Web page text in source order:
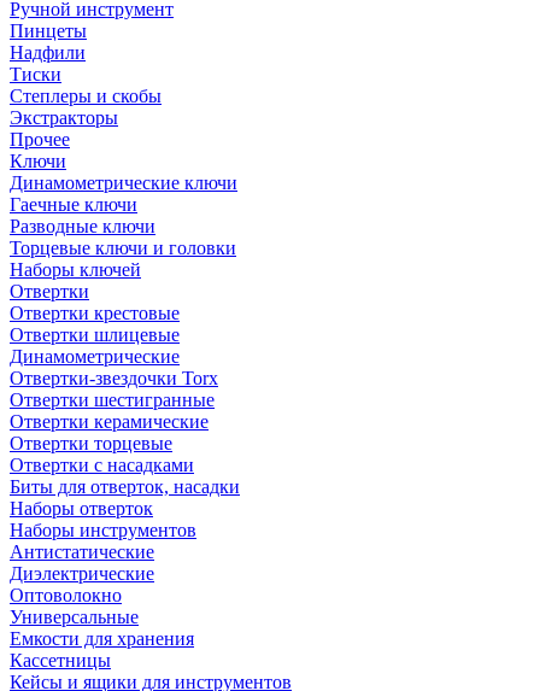
Ручной инструмент
Пинцеты
Надфили
Тиски
Степлеры и скобы
Экстракторы
Прочее
Ключи
Динамометрические ключи
Гаечные ключи
Разводные ключи
Торцевые ключи и головки
Наборы ключей
Отвертки
Отвертки крестовые
Отвертки шлицевые
Динамометрические
Отвертки-звездочки Torx
Отвертки шестигранные
Отвертки керамические
Отвертки торцевые
Отвертки с насадками
Биты для отверток, насадки
Наборы отверток
Наборы инструментов
Антистатические
Диэлектрические
Оптоволокно
Универсальные
Емкости для хранения
Кассетницы
Кейсы и ящики для инструментов